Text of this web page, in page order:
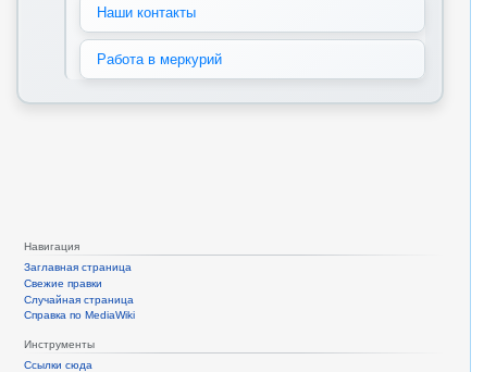
Наши контакты
Работа в меркурий
Навигация
Заглавная страница
Свежие правки
Случайная страница
Справка по MediaWiki
Инструменты
Ссылки сюда